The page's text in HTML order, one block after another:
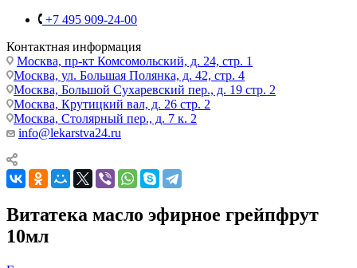
+7 495 909-24-00
Контактная информация
Москва, пр-кт Комсомольский, д. 24, стр. 1
Москва, ул. Большая Полянка, д. 42, стр. 4
Москва, Большой Сухаревский пер., д. 19 стр. 2
Москва, Крутицкий вал, д. 26 стр. 2
Москва, Столярный пер., д. 7 к. 2
info@lekarstva24.ru
Витатека масло эфирное грейпфрут
10мл